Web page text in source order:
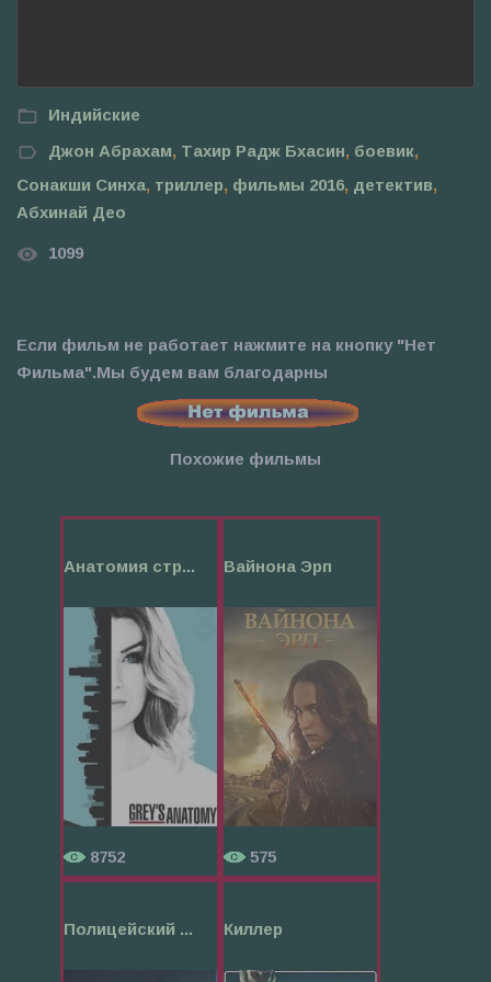
Индийские
Джон Абрахам, Тахир Радж Бхасин, боевик,
Сонакши Синха, триллер, фильмы 2016, детектив,
Абхинай Део
1099
Если фильм не работает нажмите на кнопку "Нет
Фильма".Мы будем вам благодарны
Похожие фильмы
Анатомия стр...
8752
Вайнона Эрп
575
Полицейский ... Киллер